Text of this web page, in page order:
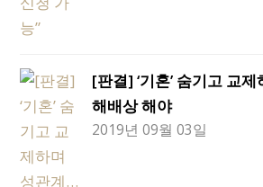
[판결] ‘기혼’ 숨기고 교
해배상 해야
2019년 09월 03일